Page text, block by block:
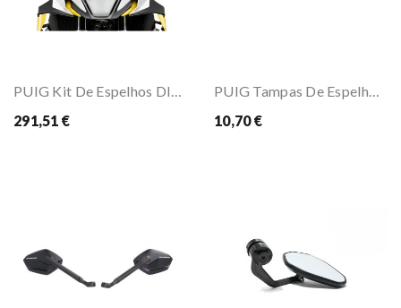
PUIG Kit De Espelhos DIABLO
291,51 €
PUIG Tampas De Espelho M10x1.5mm
10,70 €